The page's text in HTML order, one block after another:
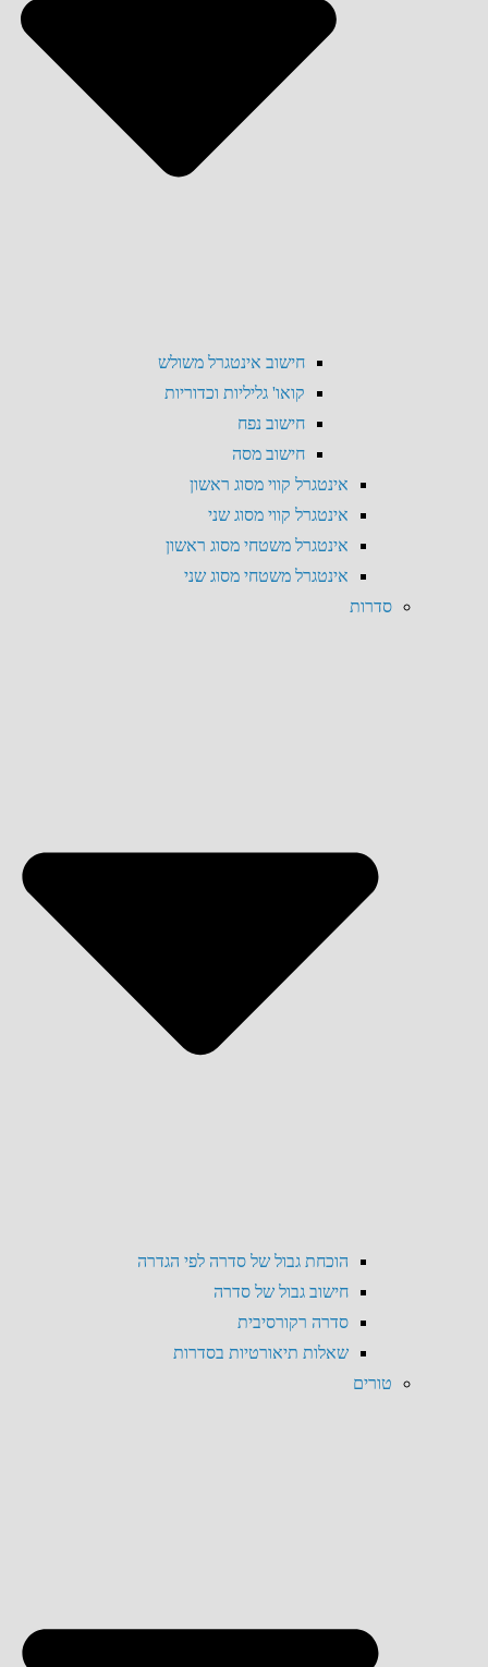
חישוב אינטגרל משולש
קואו' גליליות וכדוריות
חישוב נפח
חישוב מסה
אינטגרל קווי מסוג ראשון
אינטגרל קווי מסוג שני
אינטגרל משטחי מסוג ראשון
אינטגרל משטחי מסוג שני
סדרות
הוכחת גבול של סדרה לפי הגדרה
חישוב גבול של סדרה
סדרה רקורסיבית
שאלות תיאורטיות בסדרות
טורים